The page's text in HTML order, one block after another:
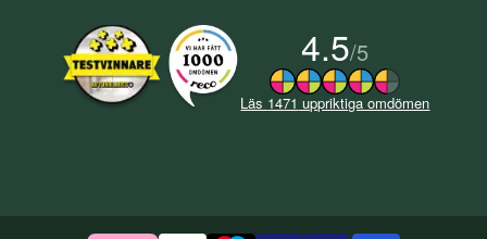
4.5/5
Läs 1471 uppriktiga omdömen